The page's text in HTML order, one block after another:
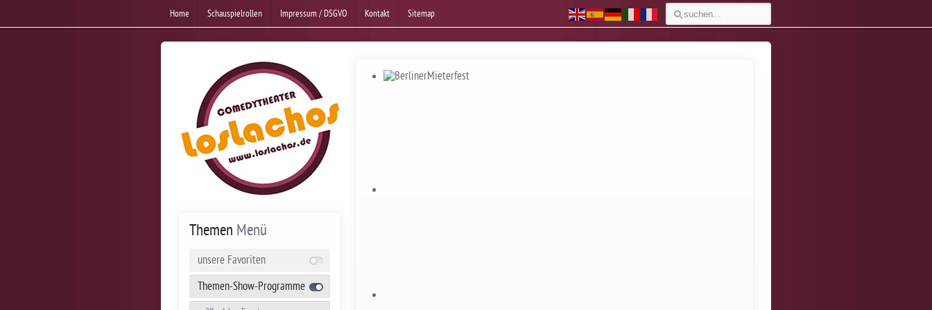
Home Schauspielrollen Impressum / DSGVO Kontakt Sitemap
Themen Menü
unsere Favoriten
Themen-Show-Programme